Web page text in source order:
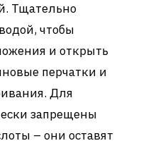
Тщательно
чтобы
и открыть
перчатки и
Для
запрещены
– они оставят